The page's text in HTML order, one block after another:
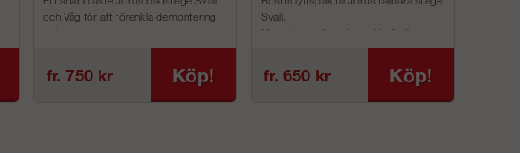
och Våg för att förenkla demontering
och m...
fr. 750 kr Köp!
Svall.
Man skruvar fast denna i befintliga
fr. 650 kr Köp!